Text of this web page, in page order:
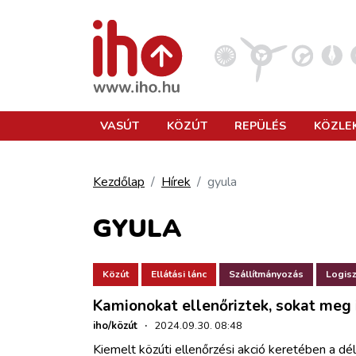
REPÜLÉS
KÖZLEKEDÉSFEJLESZTÉS
ELLÁTÁSI LÁNC
VASÚT KÖZÚT REPÜLÉS
Kezdőlap Hírek gyula
GYULA
Közút Ellátási lánc Szállítmányozás
Kamionokat ellenőriztek, sokat
iho/közút · 2024.09.30. 08:48
Kiemelt közúti ellenőrzési akció keretében a